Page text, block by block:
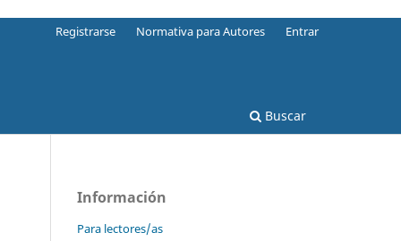
Buscar
Registrarse Normativa para Autores Entrar
Información
Para lectores/as